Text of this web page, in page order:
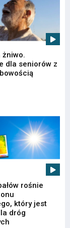
żniwo.
dla seniorów z
rośnie
który jest
dróg